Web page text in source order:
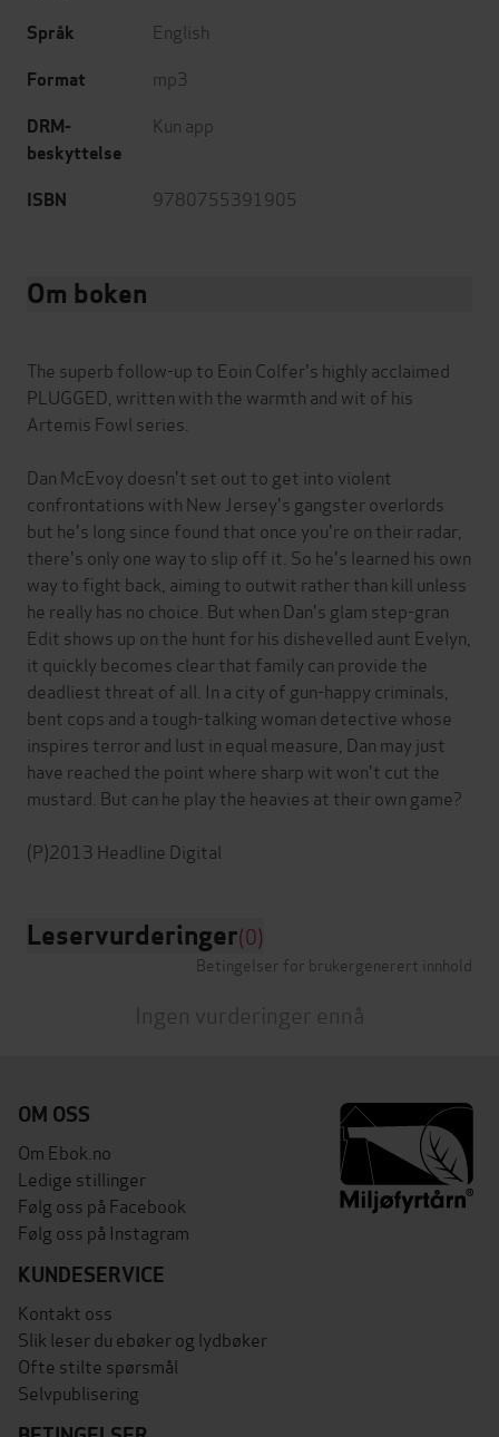
Språk English
Format mp3
DRM-
beskyttelse
Kun app
ISBN 9780755391905
Om boken
The superb follow-up to Eoin Colfer's highly acclaimed
PLUGGED, written with the warmth and wit of his
Artemis Fowl series.
Dan McEvoy doesn't set out to get into violent
confrontations with New Jersey's gangster overlords
but he's long since found that once you're on their radar,
there's only one way to slip off it. So he's learned his own
way to fight back, aiming to outwit rather than kill unless
he really has no choice. But when Dan's glam step-gran
Edit shows up on the hunt for his dishevelled aunt Evelyn,
it quickly becomes clear that family can provide the
deadliest threat of all. In a city of gun-happy criminals,
bent cops and a tough-talking woman detective whose
inspires terror and lust in equal measure, Dan may just
have reached the point where sharp wit won't cut the
mustard. But can he play the heavies at their own game?
Leservurderinger(0)
Betingelser for brukergenerert innhold
Ingen vurderinger ennå
OM OSS
Om Ebok.no
Ledige stillinger
Følg oss på Facebook
Følg oss på Instagram
KUNDESERVICE
Kontakt oss
Slik leser du ebøker og lydbøker
Ofte stilte spørsmål
Selvpublisering